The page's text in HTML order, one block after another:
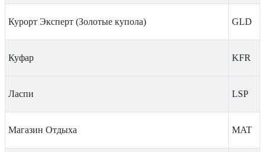
Курорт Эксперт (Золотые купола) GLD
Куфар KFR
Ласпи LSP
Магазин Отдыха MAT